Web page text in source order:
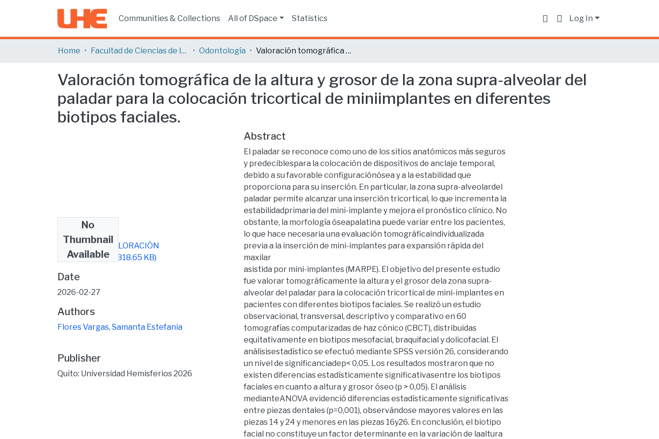
Communities & Collections All of DSpace Statistics Log In
Home Facultad de Ciencias de la Salud Odontología Valoración tomográfica de la altura y grosor de la zona supra-alveolar del paladar para la colocación tricortical de miniimplantes en diferentes biotipos faciales.
Valoración tomográfica de la altura y grosor de la zona supra-alveolar del
paladar para la colocación tricortical de miniimplantes en diferentes
biotipos faciales.
No
Thumbnail
Available
TESIS FINAL VALORACIÓN
ULTIMOO(1).pdf
(318.65 KB)
Date
2026-02-27
Authors
Flores Vargas, Samanta Estefania
Publisher
Quito: Universidad Hemisferios 2026
Abstract
El paladar se reconoce como uno de los sitios anatómicos más seguros
y predeciblespara la colocación de dispositivos de anclaje temporal,
debido a su favorable configuraciónósea y a la estabilidad que
proporciona para su inserción. En particular, la zona supra-alveolardel
paladar permite alcanzar una inserción tricortical, lo que incrementa la
estabilidadprimaria del mini-implante y mejora el pronóstico clínico. No
obstante, la morfología óseapalatina puede variar entre los pacientes,
lo que hace necesaria una evaluación tomográficaindividualizada
previa a la inserción de mini-implantes para expansión rápida del
maxilar
asistida por mini-implantes (MARPE). El objetivo del presente estudio
fue valorar tomográficamente la altura y el grosor dela zona supra-
alveolar del paladar para la colocación tricortical de mini-implantes en
pacientes con diferentes biotipos faciales. Se realizó un estudio
observacional, transversal, descriptivo y comparativo en 60
tomografías computarizadas de haz cónico (CBCT), distribuidas
equitativamente en biotipos mesofacial, braquifacial y dolicofacial. El
análisisestadístico se efectuó mediante SPSS versión 26, considerando
un nivel de significanciadep< 0,05. Los resultados mostraron que no
existen diferencias estadísticamente significativasentre los biotipos
faciales en cuanto a altura y grosor óseo (p > 0,05). El análisis
medianteANOVA evidenció diferencias estadísticamente significativas
entre piezas dentales (p=0,001), observándose mayores valores en las
piezas 14 y 24 y menores en las piezas 16y26. En conclusión, el biotipo
facial no constituye un factor determinante en la variación de laaltura